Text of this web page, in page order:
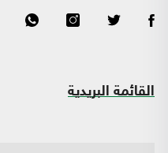
القائمة البريدية